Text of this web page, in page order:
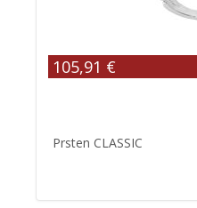
105,91 €
Prsten CLASSIC